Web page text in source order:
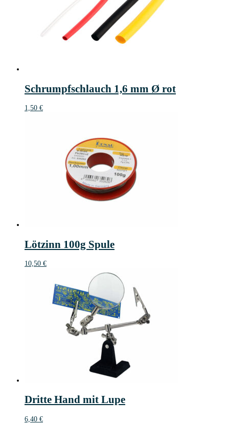
Schrumpfschlauch 1,6 mm Ø rot
1,50 €
Lötzinn 100g Spule
10,50 €
Dritte Hand mit Lupe
6,40 €